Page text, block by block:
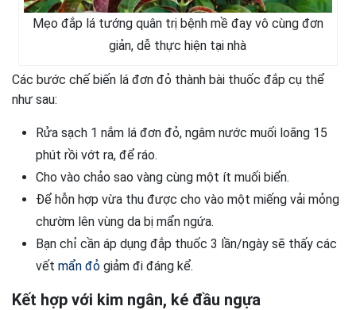
Mẹo đắp lá tướng quân trị bệnh mề đay vô cùng đơn
giản, dễ thực hiện tại nhà
Các bước chế biến lá đơn đỏ thành bài thuốc đắp cụ thể
như sau:
Rửa sạch 1 nắm lá đơn đỏ, ngâm nước muối loãng 15
phút rồi vớt ra, để ráo.
Cho vào chảo sao vàng cùng một ít muối biển.
Để hỗn hợp vừa thu được cho vào một miếng vải mỏng
chườm lên vùng da bị mẩn ngứa.
Bạn chỉ cần áp dụng đắp thuốc 3 lần/ngày sẽ thấy các
vết mẩn đỏ giảm đi đáng kể.
Kết hợp với kim ngân, ké đầu ngựa